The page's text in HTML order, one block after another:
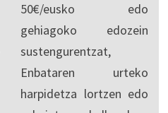
50€/eusko edo
gehiagoko edozein
sustengurentzat,
Enbataren urteko
harpidetza lortzen edo